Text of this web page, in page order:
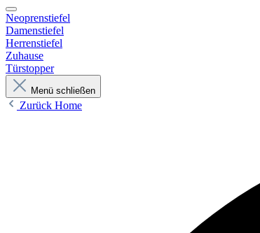
Neoprenstiefel
Damenstiefel
Herrenstiefel
Zuhause
Türstopper
Menü schließen
Zurück Home